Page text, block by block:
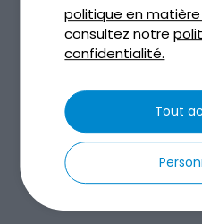
politique en
consultez notre
confidentialité.
Tout
Curage et dragage des
Nov 13, 2025
lire plus